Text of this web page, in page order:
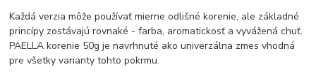
Každá verzia môže používať mierne odlišné korenie, ale základné
princípy zostávajú rovnaké - farba, aromatickosť a vyvážená chuť.
PAELLA korenie 50g je navrhnuté ako univerzálna zmes vhodná
pre všetky varianty tohto pokrmu.